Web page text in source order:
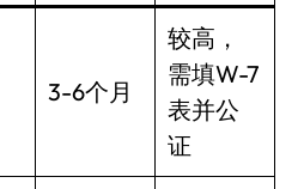
3-6个月
较高，
需填W-7
表并公
证